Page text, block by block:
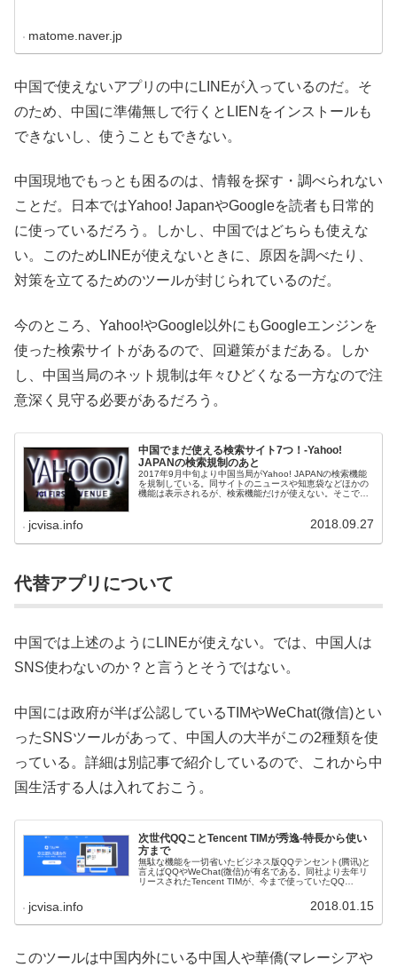
matome.naver.jp
中国で使えないアプリの中にLINEが入っているのだ。そ
のため、中国に準備無しで行くとLIENをインストールも
できないし、使うこともできない。
中国現地でもっとも困るのは、情報を探す・調べられない
ことだ。日本ではYahoo! JapanやGoogleを読者も日常的
に使っているだろう。しかし、中国ではどちらも使えな
い。このためLINEが使えないときに、原因を調べたり、
対策を立てるためのツールが封じられているのだ。
今のところ、Yahoo!やGoogle以外にもGoogleエンジンを
使った検索サイトがあるので、回避策がまだある。しか
し、中国当局のネット規制は年々ひどくなる一方なので注
意深く見守る必要があるだろう。
中国でまだ使える検索サイト7つ！-Yahoo!
JAPANの検索規制のあと
2017年9月中旬より中国当局がYahoo! JAPANの検索機能
を規制している。同サイトのニュースや知恵袋などほかの
機能は表示されるが、検索機能だけが使えない。そこで、
jcvisa.info 2018.09.27
代替アプリについて
中国では上述のようにLINEが使えない。では、中国人は
SNS使わないのか？と言うとそうではない。
中国には政府が半ば公認しているTIMやWeChat(微信)とい
ったSNSツールがあって、中国人の大半がこの2種類を使
っている。詳細は別記事で紹介しているので、これから中
国生活する人は入れておこう。
次世代QQことTencent TIMが秀逸-特長から使い
方まで
無駄な機能を一切省いたビジネス版QQテンセント(腾讯)と
言えばQQやWeChat(微信)が有名である。同社より去年リ
リースされたTencent TIMが、今まで使っていたQQ
jcvisa.info 2018.01.15
このツールは中国内外にいる中国人や華僑(マレーシアや